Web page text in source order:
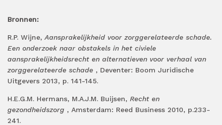
Bronnen:
R.P. Wijne, Aansprakelijkheid voor zorggerelateerde schade.
Een onderzoek naar obstakels in het civiele
aansprakelijkheidsrecht en alternatieven voor verhaal van
zorggerelateerde schade , Deventer: Boom Juridische
Uitgevers 2013, p. 141-145.
H.E.G.M. Hermans, M.A.J.M. Buijsen, Recht en
gezondheidszorg , Amsterdam: Reed Business 2010, p.233-
241.